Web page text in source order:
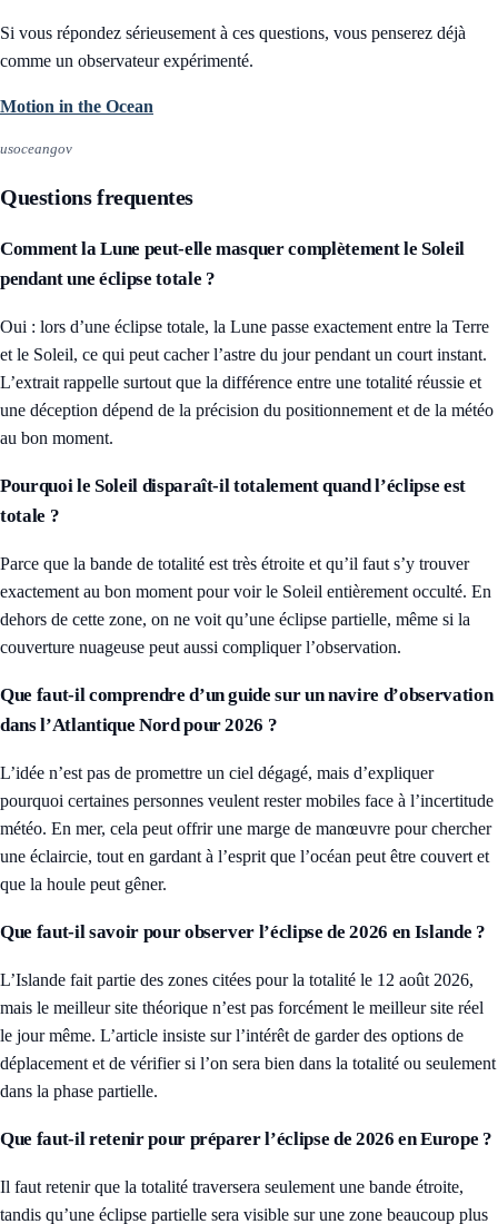
Si vous répondez sérieusement à ces questions, vous penserez déjà
comme un observateur expérimenté.
Motion in the Ocean
usoceangov
Questions frequentes
Comment la Lune peut-elle masquer complètement le Soleil
pendant une éclipse totale ?
Oui : lors d’une éclipse totale, la Lune passe exactement entre la Terre
et le Soleil, ce qui peut cacher l’astre du jour pendant un court instant.
L’extrait rappelle surtout que la différence entre une totalité réussie et
une déception dépend de la précision du positionnement et de la météo
au bon moment.
Pourquoi le Soleil disparaît-il totalement quand l’éclipse est
totale ?
Parce que la bande de totalité est très étroite et qu’il faut s’y trouver
exactement au bon moment pour voir le Soleil entièrement occulté. En
dehors de cette zone, on ne voit qu’une éclipse partielle, même si la
couverture nuageuse peut aussi compliquer l’observation.
Que faut-il comprendre d’un guide sur un navire d’observation
dans l’Atlantique Nord pour 2026 ?
L’idée n’est pas de promettre un ciel dégagé, mais d’expliquer
pourquoi certaines personnes veulent rester mobiles face à l’incertitude
météo. En mer, cela peut offrir une marge de manœuvre pour chercher
une éclaircie, tout en gardant à l’esprit que l’océan peut être couvert et
que la houle peut gêner.
Que faut-il savoir pour observer l’éclipse de 2026 en Islande ?
L’Islande fait partie des zones citées pour la totalité le 12 août 2026,
mais le meilleur site théorique n’est pas forcément le meilleur site réel
le jour même. L’article insiste sur l’intérêt de garder des options de
déplacement et de vérifier si l’on sera bien dans la totalité ou seulement
dans la phase partielle.
Que faut-il retenir pour préparer l’éclipse de 2026 en Europe ?
Il faut retenir que la totalité traversera seulement une bande étroite,
tandis qu’une éclipse partielle sera visible sur une zone beaucoup plus